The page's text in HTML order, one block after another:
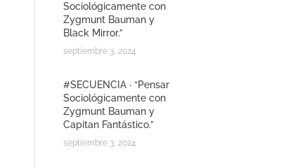
Sociológicamente con
Zygmunt Bauman y
Black Mirror.”
septiembre 3, 2024
#SECUENCIA · “Pensar
Sociológicamente con
Zygmunt Bauman y
Capitan Fantástico.”
septiembre 3, 2024